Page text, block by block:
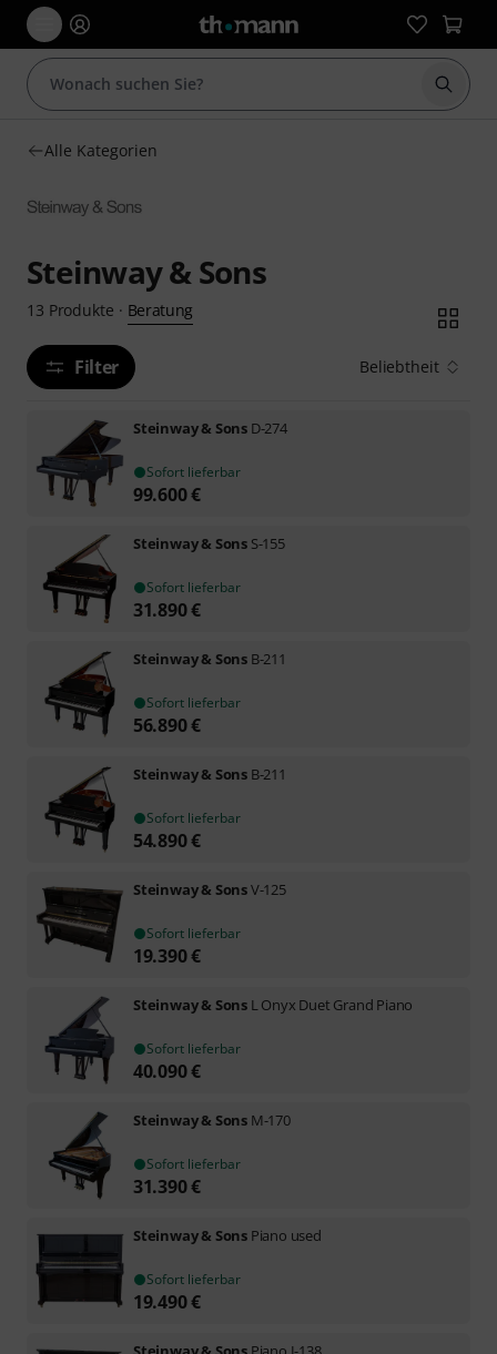
Suche
Alle Kategorien
Steinway & Sons
13 Produkte · Beratung
Filter Beliebtheit
Steinway & Sons D-274
Sofort lieferbar
99.600€
Steinway & Sons S-155
Sofort lieferbar
31.890€
Steinway & Sons B-211
Sofort lieferbar
56.890€
Steinway & Sons B-211
Sofort lieferbar
54.890€
Steinway & SonsV-125
Sofort lieferbar
19.390€
Steinway & Sons L Onyx Duet Grand Piano
Sofort lieferbar
40.090€
Steinway & Sons M-170
Sofort lieferbar
31.390€
Steinway & Sons Piano used
Sofort lieferbar
19.490€